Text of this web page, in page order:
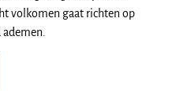
volkomen gaat richten op